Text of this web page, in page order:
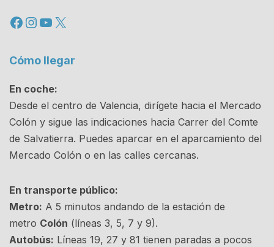
Facebook
Instagram
YouTube
X
Cómo llegar
En coche:
Desde el centro de Valencia, dirígete hacia el Mercado
Colón y sigue las indicaciones hacia Carrer del Comte
de Salvatierra. Puedes aparcar en el aparcamiento del
Mercado Colón o en las calles cercanas.
En transporte público:
Metro: A 5 minutos andando de la estación de
metro Colón (líneas 3, 5, 7 y 9).
Autobús: Líneas 19, 27 y 81 tienen paradas a pocos